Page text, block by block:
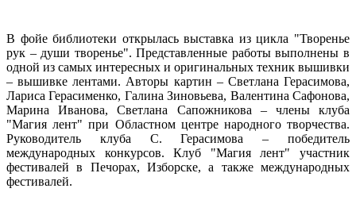
В фойе библиотеки открылась выставка из цикла "Творенье
рук – души творенье". Представленные работы выполнены в
одной из самых интересных и оригинальных техник вышивки
– вышивке лентами. Авторы картин – Светлана Герасимова,
Лариса Герасименко, Галина Зиновьева, Валентина Сафонова,
Марина Иванова, Светлана Сапожникова – члены клуба
"Магия лент" при Областном центре народного творчества.
Руководитель клуба С. Герасимова – победитель
международных конкурсов. Клуб "Магия лент" участник
фестивалей в Печорах, Изборске, а также международных
фестивалей.